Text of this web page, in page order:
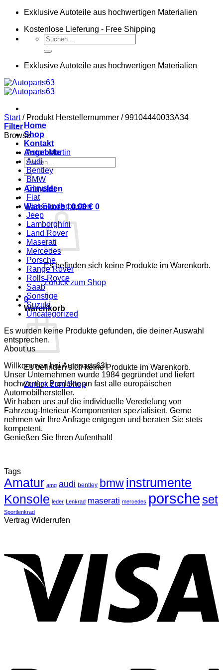
Zum
springen
Exklusive Autoteile aus hochwertigen Materialien
Kostenlose Lieferung - Free Shipping
Suchen
nach:
Exklusive Autoteile aus hochwertigen Materialien
Home
Shop
Kontakt
Angebote
Suchen
nach:
Anmelden
Warenkorb /0,00€ 0
Es befinden sich keine Produkte im Warenkorb.
Zurück zum Shop
0
Warenkorb
Es befinden sich keine Produkte im Warenkorb.
Zurück zum Shop
Start /Produkt Herstellernummer /99104440033A34
Filter
Browse
Aston Martin
Audi
Bentley
BMW
Chrysler
Fiat
Fiat Sonderposten
Jeep
Lamborghini
Land Rover
Maserati
Mercedes
Porsche
Range Rover
Rolls Royce
Saab
Sonstige
Suzuki
Uncategorized
Es wurden keine Produkte gefunden, die deiner Auswahl
entsprechen.
About us
Willkommen bei Autoparts63!
Unser Unternehmen wurde 1984 gegründet und liefert
hochwertige Produkte an fast alle europäischen
Automobilhersteller.
Wir haben uns auf die individuelle Veredelung von
Fahrzeug-Interieur-Komponenten spezialisiert. Gerne
nehmen wir Ihre Anfrage entgegen und beraten Sie stets
kompetent.
Genießen Sie Ihren Aufenthalt!
Tags
Amatur amg audi bentley bmwinstrumente
Konsole leder Lenkrad maserati mercedes porsche set
Sportlenkrad
Vertrag Widerrufen